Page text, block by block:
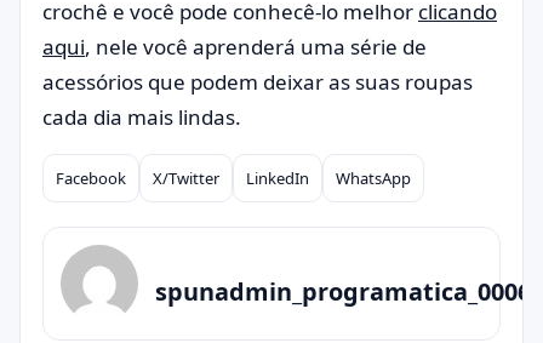
crochê e você pode conhecê-lo melhor clicando
aqui, nele você aprenderá uma série de
acessórios que podem deixar as suas roupas
cada dia mais lindas.
Compartilhar
Facebook X/Twitter LinkedIn WhatsApp
spunadmin_programatica_0006